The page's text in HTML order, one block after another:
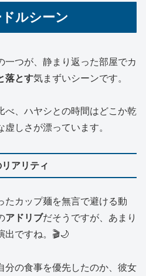
ルシーン
一つが、静まり返った部屋でカ
落とす気まずいシーンです。
べ、ハヤシとの時間はどこか乾
しさが漂っています。
アリティ
たカップ麺を無言で避ける動
アドリブだそうですが、あまり
出ですね。🎬🌙
分の食事を優先したのか、彼女